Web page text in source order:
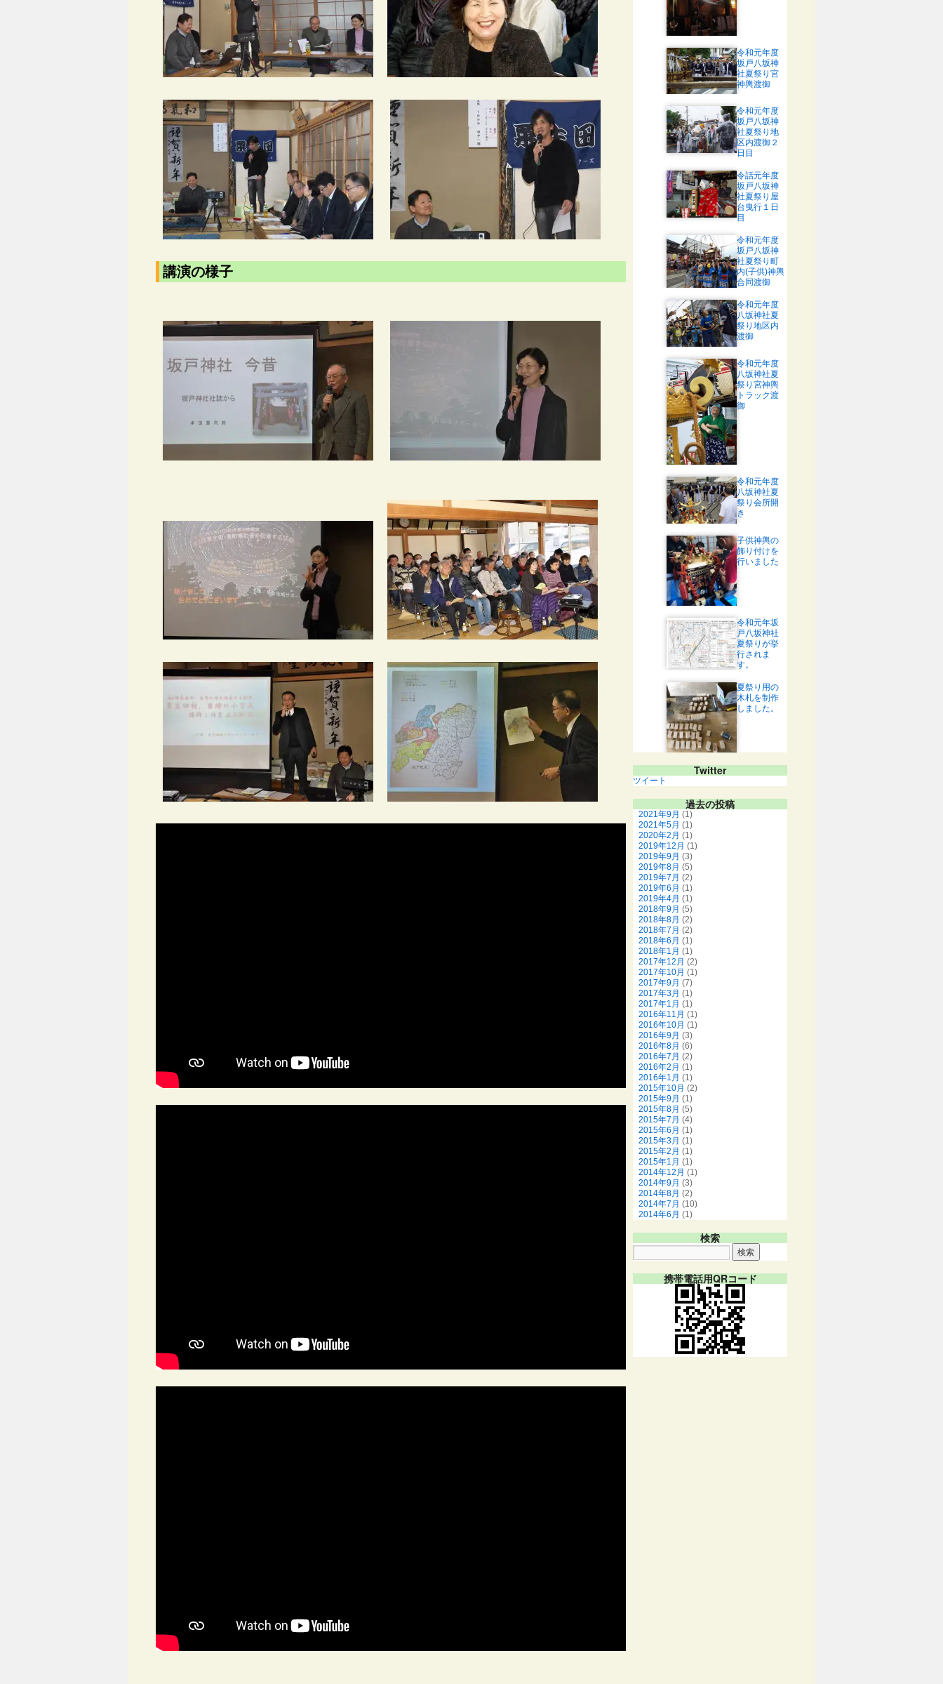
講演の様子
令和元年度
坂戸八坂神
社夏祭り宮
神輿渡御
令和元年度
坂戸八坂神
社夏祭り地
区内渡御２
日目
令話元年度
坂戸八坂神
社夏祭り屋
台曳行１日
目
令和元年度
坂戸八坂神
社夏祭り町
内(子供)神輿
合同渡御
令和元年度
八坂神社夏
祭り地区内
渡御
令和元年度
八坂神社夏
祭り宮神輿
トラック渡
御
令和元年度
八坂神社夏
祭り会所開
き
子供神輿の
飾り付けを
行いました
令和元年坂
戸八坂神社
夏祭りが挙
行されま
す。
夏祭り用の
木札を制作
しました。
Twitter
ツイート
過去の投稿
2021年9月 (1)
2021年5月 (1)
2020年2月 (1)
2019年12月 (1)
2019年9月 (3)
2019年8月 (5)
2019年7月 (2)
2019年6月 (1)
2019年4月 (1)
2018年9月 (5)
2018年8月 (2)
2018年7月 (2)
2018年6月 (1)
2018年1月 (1)
2017年12月 (2)
2017年10月 (1)
2017年9月 (7)
2017年3月 (1)
2017年1月 (1)
2016年11月 (1)
2016年10月 (1)
2016年9月 (3)
2016年8月 (6)
2016年7月 (2)
2016年2月 (1)
2016年1月 (1)
2015年10月 (2)
2015年9月 (1)
2015年8月 (5)
2015年7月 (4)
2015年6月 (1)
2015年3月 (1)
2015年2月 (1)
2015年1月 (1)
2014年12月 (1)
2014年9月 (3)
2014年8月 (2)
2014年7月 (10)
2014年6月 (1)
検索
携帯電話用QRコード